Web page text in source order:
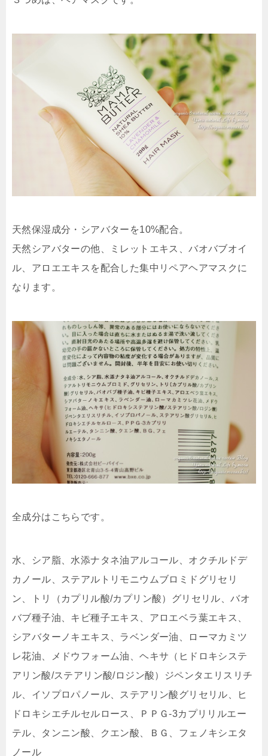
天然保湿成分・シアバターを10%配合。
天然シアバターの他、ミレットエキス、バオバブオイ
ル、アロエエキスを配合した集中リペアヘアマスクに
なります。
全成分はこちらです。
水、シア脂、水添ナタネ油アルコール、オクチルドデ
カノール、ステアルトリモニウムブロミドグリセリ
ン、トリ（カプリル酸/カプリン酸）グリセリル、バオ
バブ種子油、キビ種子エキス、アロエベラ葉エキス、
シアバターノキエキス、ラベンダー油、ローマカミツ
レ花油、メドウフォーム油、ヘキサ（ヒドロキシステ
アリン酸/ステアリン酸/ロジン酸）ジペンタエリスリチ
ル、イソプロパノール、ステアリン酸グリセリル、ヒ
ドロキシエチルセルロース、ＰＰＧ-3カプリリルエー
テル、タンニン酸、クエン酸、ＢＧ、フェノキシエタ
ノール